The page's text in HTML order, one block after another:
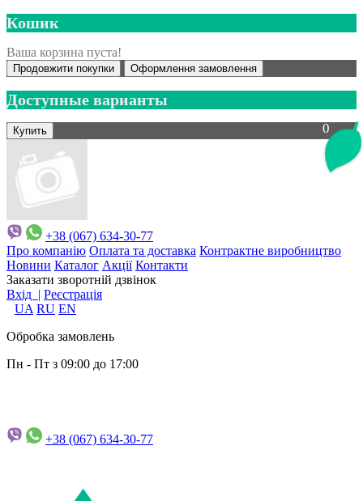
Кошик
Ваша корзина пуста!
Продовжити покупки Оформлення замовлення
0
Доступные варианты
+38 (067) 634-30-77
Про компанію Оплата та доставка Контрактне виробництво
Новини Каталог Акції Контакти
Заказати зворотній дзвінок
Вхід | Реєстрація
UA RU EN
Обробка замовлень
Пн - Пт з 09:00 до 17:00
+38 (067) 634-30-77